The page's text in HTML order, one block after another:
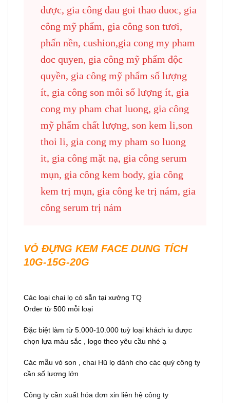
dược, gia công dau goi thao duoc, gia
công mỹ phẩm, gia công son tươi,
phấn nền, cushion,gia cong my pham
doc quyen, gia công mỹ phẩm độc
quyền, gia công mỹ phẩm số lượng
ít, gia công son môi số lượng ít, gia
cong my pham chat luong, gia công
mỹ phẩm chất lượng, son kem li,son
thoi li, gia cong my pham so luong
it, gia công mặt nạ, gia công serum
mụn, gia công kem body, gia công
kem trị mụn, gia công ke trị nám, gia
công serum trị nám
VỎ ĐỰNG KEM FACE DUNG TÍCH
10G-15G-20G
Các loại chai lọ có sẵn tại xưởng TQ
Order từ 500 mỗi loại
Đặc biệt làm từ 5.000-10.000 tuỳ loại khách iu được
chọn lựa màu sắc , logo theo yêu cầu nhé ạ
Các mẫu vỏ son , chai Hũ lọ dành cho các quý công ty
cần số lượng lớn
Công ty cần xuất hóa đơn xin liên hệ công ty